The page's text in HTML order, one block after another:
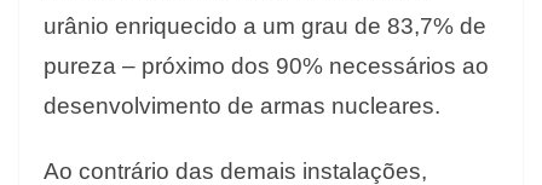
urânio enriquecido a um grau de 83,7% de
pureza – próximo dos 90% necessários ao
desenvolvimento de armas nucleares.
Ao contrário das demais instalações,